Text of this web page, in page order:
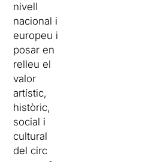
nivell
nacional i
europeu i
posar en
relleu el
valor
artístic,
històric,
social i
cultural
del circ